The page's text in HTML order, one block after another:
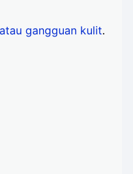
gangguan kulit.